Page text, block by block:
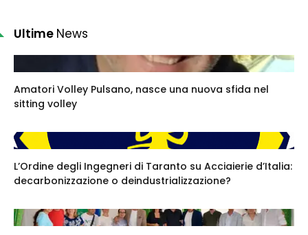
Ultime News
Amatori Volley Pulsano, nasce una nuova sfida nel
sitting volley
L’Ordine degli Ingegneri di Taranto su Acciaierie d’Italia:
decarbonizzazione o deindustrializzazione?